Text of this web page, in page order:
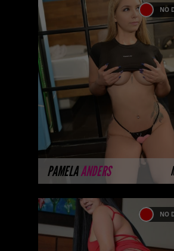
PAMELAANDERS
NO
PAMELA ANDERS
Próximamente....
nuestras modelos aún
imágenes disponibles en
porque están
sesión ...
MÁS INFORMACIÓN
NO
KARINA RODRIGUEZ